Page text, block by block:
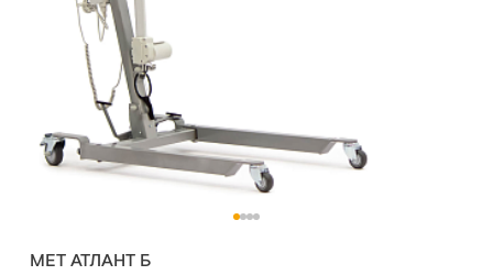
MET АТЛАНТ Б